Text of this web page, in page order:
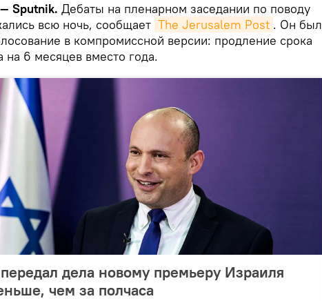
Sputnik. Дебаты на пленарном заседании по поводу
всю ночь, сообщает The Jerusalem Post . Он был
в компромиссной версии: продление срока
на 6 месяцев вместо года.
дела новому премьеру Израиля
чем за полчаса